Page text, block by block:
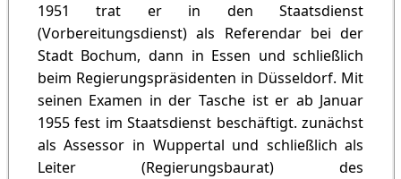
1951 trat er in den Staatsdienst
(Vorbereitungsdienst) als Referendar bei der
Stadt Bochum, dann in Essen und schließlich
beim Regierungspräsidenten in Düsseldorf. Mit
seinen Examen in der Tasche ist er ab Januar
1955 fest im Staatsdienst beschäftigt. zunächst
als Assessor in Wuppertal und schließlich als
Leiter (Regierungsbaurat) des